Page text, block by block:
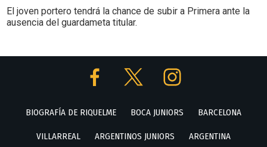
El joven portero tendrá la chance de subir a Primera ante la
ausencia del guardameta titular.
BIOGRAFÍA DE RIQUELME BOCA JUNIORS BARCELONA
VILLARREAL ARGENTINOS JUNIORS ARGENTINA